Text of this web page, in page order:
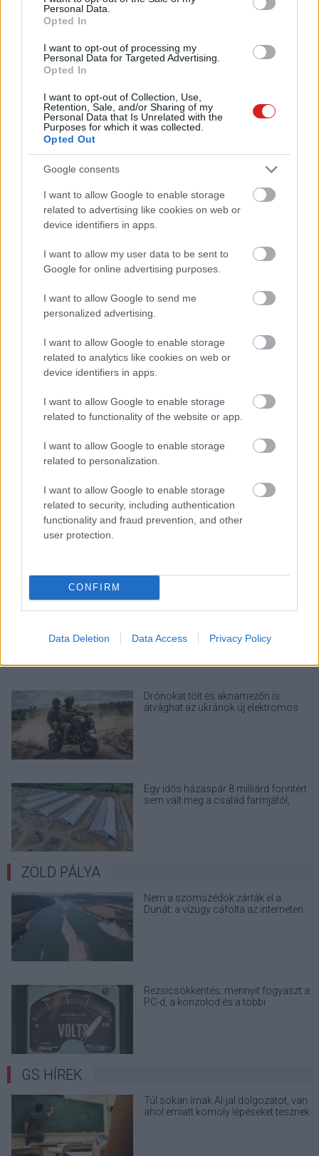
Personal Data.
Opted In
I want to opt-out of processing my
Personal Data for Targeted Advertising.
Opted In
I want to opt-out of Collection, Use,
Retention, Sale, and/or Sharing of my
Personal Data that Is Unrelated with the
Purposes for which it was collected.
Opted Out
Google consents
I want to allow Google to enable storage
related to advertising like cookies on web or
device identifiers in apps.
I want to allow my user data to be sent to
Google for online advertising purposes.
I want to allow Google to send me
personalized advertising.
I want to allow Google to enable storage
related to analytics like cookies on web or
device identifiers in apps.
I want to allow Google to enable storage
related to functionality of the website or app.
I want to allow Google to enable storage
related to personalization.
I want to allow Google to enable storage
related to security, including authentication
functionality and fraud prevention, and other
user protection.
CONFIRM
Data Deletion Data Access Privacy Policy
KÖVESS FACEBOOKON!
LEGOLVASOTTABBAK
PC-d, a konzolod és a többi
elektronikai eszközöd?
Napelem sem kell hozzá: ez a
takarékos otthonok következő nagy
dobása
Nem egyedi eset volt: más OpenAI-
ügynökök is kijuthattak az elszigetelt
A Microsoft szép csendben eltüntette
a Windows 32 GB RAM-ot ajánló
Drónokat tölt és aknamezőn is
átvághat az ukránok új elektromos
Egy idős házaspár 8 milliárd forintért
sem vált meg a család farmjától,
ZÖLD PÁLYA
Nem a szomszédok zárták el a
Dunát: a vízügy cáfolta az interneten
Rezsicsökkentés: mennyit fogyaszt a
PC-d, a konzolod és a többi
GS HÍREK
Túl sokan írnak AI-jal dolgozatot, van
ahol emiatt komoly lépéseket tesznek